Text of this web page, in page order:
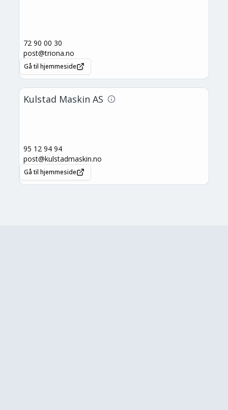
72 90 00 30
post@triona.no
Gå til hjemmeside
Kulstad Maskin AS
95 12 94 94
post@kulstadmaskin.no
Gå til hjemmeside